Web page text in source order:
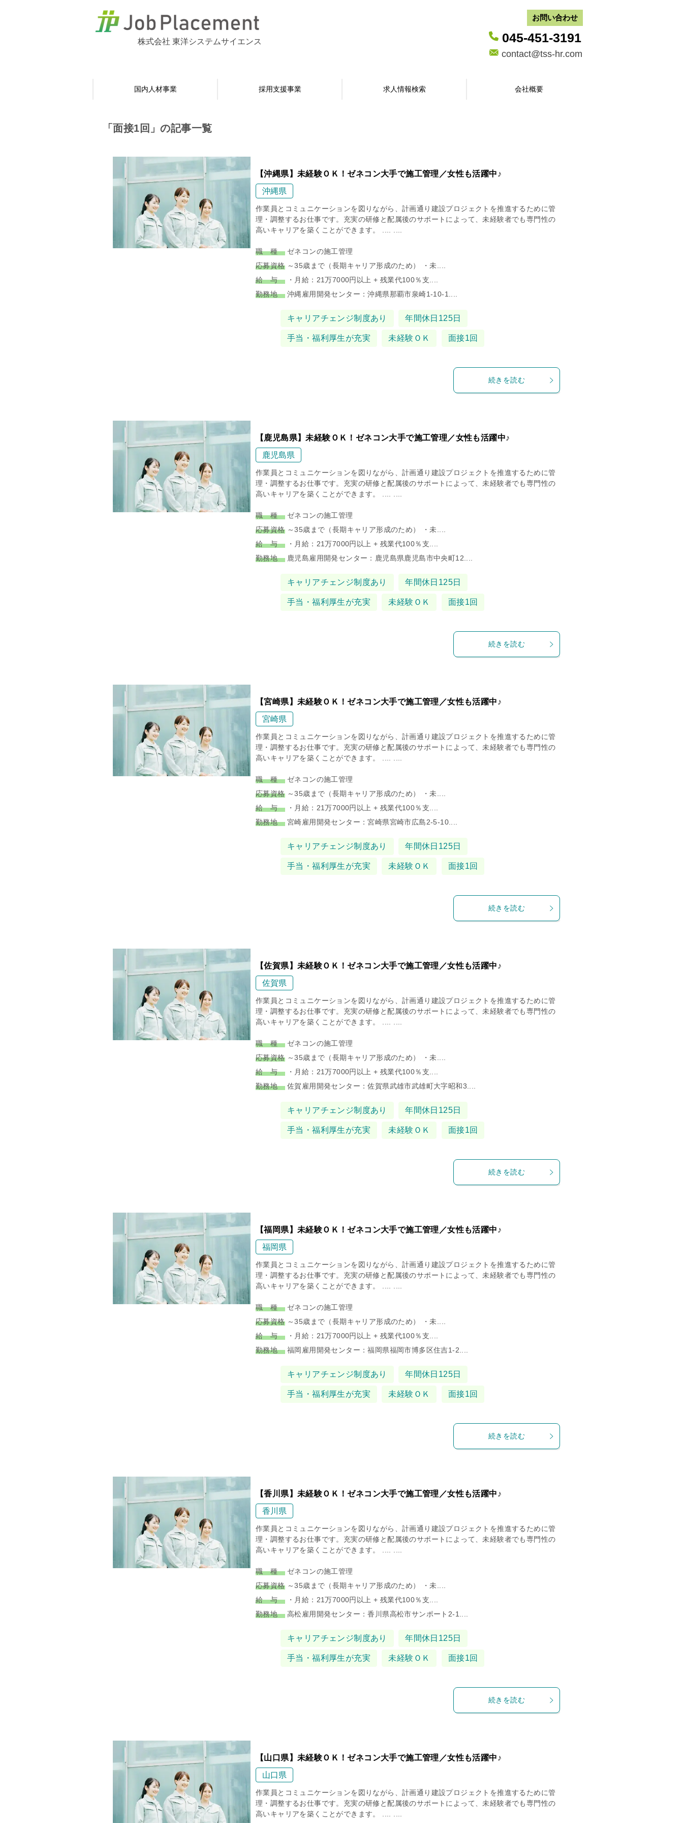
株式会社 東洋システムサイエンス
お問い合わせ
045-451-3191
contact@tss-hr.com
国内人材事業 採用支援事業 求人情報検索 会社概要
「面接1回」の記事一覧
【沖縄県】未経験ＯＫ！ゼネコン大手で施工管理／女性も活躍中♪
沖縄県
作業員とコミュニケーションを図りながら、計画通り建設プロジェクトを推進するために管
理・調整するお仕事です。充実の研修と配属後のサポートによって、未経験者でも専門性の
高いキャリアを築くことができます。 .... ....
職 種ゼネコンの施工管理
応募資格～35歳まで（長期キャリア形成のため） ・未....
給 与・月給：21万7000円以上 + 残業代100％支....
勤務地沖縄雇用開発センター：沖縄県那覇市泉崎1-10-1....
キャリアチェンジ制度あり 年間休日125日
手当・福利厚生が充実 未経験ＯＫ 面接1回
続きを読む
【鹿児島県】未経験ＯＫ！ゼネコン大手で施工管理／女性も活躍中♪
鹿児島県
作業員とコミュニケーションを図りながら、計画通り建設プロジェクトを推進するために管
理・調整するお仕事です。充実の研修と配属後のサポートによって、未経験者でも専門性の
高いキャリアを築くことができます。 .... ....
職 種ゼネコンの施工管理
応募資格～35歳まで（長期キャリア形成のため） ・未....
給 与・月給：21万7000円以上 + 残業代100％支....
勤務地鹿児島雇用開発センター：鹿児島県鹿児島市中央町12....
キャリアチェンジ制度あり 年間休日125日
手当・福利厚生が充実 未経験ＯＫ 面接1回
続きを読む
【宮崎県】未経験ＯＫ！ゼネコン大手で施工管理／女性も活躍中♪
宮崎県
作業員とコミュニケーションを図りながら、計画通り建設プロジェクトを推進するために管
理・調整するお仕事です。充実の研修と配属後のサポートによって、未経験者でも専門性の
高いキャリアを築くことができます。 .... ....
職 種ゼネコンの施工管理
応募資格～35歳まで（長期キャリア形成のため） ・未....
給 与・月給：21万7000円以上 + 残業代100％支....
勤務地宮崎雇用開発センター：宮崎県宮崎市広島2-5-10....
キャリアチェンジ制度あり 年間休日125日
手当・福利厚生が充実 未経験ＯＫ 面接1回
続きを読む
【佐賀県】未経験ＯＫ！ゼネコン大手で施工管理／女性も活躍中♪
佐賀県
作業員とコミュニケーションを図りながら、計画通り建設プロジェクトを推進するために管
理・調整するお仕事です。充実の研修と配属後のサポートによって、未経験者でも専門性の
高いキャリアを築くことができます。 .... ....
職 種ゼネコンの施工管理
応募資格～35歳まで（長期キャリア形成のため） ・未....
給 与・月給：21万7000円以上 + 残業代100％支....
勤務地佐賀雇用開発センター：佐賀県武雄市武雄町大字昭和3....
キャリアチェンジ制度あり 年間休日125日
手当・福利厚生が充実 未経験ＯＫ 面接1回
続きを読む
【福岡県】未経験ＯＫ！ゼネコン大手で施工管理／女性も活躍中♪
福岡県
作業員とコミュニケーションを図りながら、計画通り建設プロジェクトを推進するために管
理・調整するお仕事です。充実の研修と配属後のサポートによって、未経験者でも専門性の
高いキャリアを築くことができます。 .... ....
職 種ゼネコンの施工管理
応募資格～35歳まで（長期キャリア形成のため） ・未....
給 与・月給：21万7000円以上 + 残業代100％支....
勤務地福岡雇用開発センター：福岡県福岡市博多区住吉1-2....
キャリアチェンジ制度あり 年間休日125日
手当・福利厚生が充実 未経験ＯＫ 面接1回
続きを読む
【香川県】未経験ＯＫ！ゼネコン大手で施工管理／女性も活躍中♪
香川県
作業員とコミュニケーションを図りながら、計画通り建設プロジェクトを推進するために管
理・調整するお仕事です。充実の研修と配属後のサポートによって、未経験者でも専門性の
高いキャリアを築くことができます。 .... ....
職 種ゼネコンの施工管理
応募資格～35歳まで（長期キャリア形成のため） ・未....
給 与・月給：21万7000円以上 + 残業代100％支....
勤務地高松雇用開発センター：香川県高松市サンポート2-1....
キャリアチェンジ制度あり 年間休日125日
手当・福利厚生が充実 未経験ＯＫ 面接1回
続きを読む
【山口県】未経験ＯＫ！ゼネコン大手で施工管理／女性も活躍中♪
山口県
作業員とコミュニケーションを図りながら、計画通り建設プロジェクトを推進するために管
理・調整するお仕事です。充実の研修と配属後のサポートによって、未経験者でも専門性の
高いキャリアを築くことができます。 .... ....